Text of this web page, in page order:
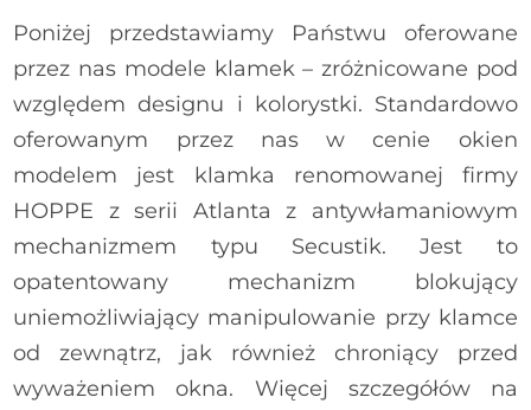
Poniżej przedstawiamy Państwu oferowane
przez nas modele klamek – zróżnicowane pod
względem designu i kolorystki. Standardowo
oferowanym przez nas w cenie okien
modelem jest klamka renomowanej firmy
HOPPE z serii Atlanta z antywłamaniowym
mechanizmem typu Secustik. Jest to
opatentowany mechanizm blokujący
uniemożliwiający manipulowanie przy klamce
od zewnątrz, jak również chroniący przed
wyważeniem okna. Więcej szczegółów na
HOPPE Atlanta z kluczykiem